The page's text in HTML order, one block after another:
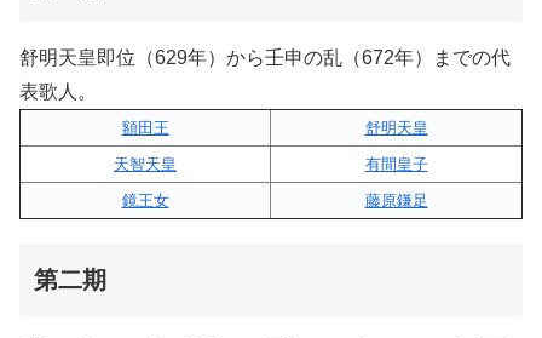
舒明天皇即位（629年）から壬申の乱（672年）までの代
表歌人。
額田王
舒明天皇
天智天皇
有間皇子
鏡王女
藤原鎌足
第二期